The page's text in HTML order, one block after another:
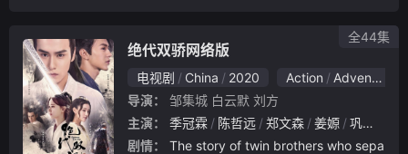
绝代双骄网络版
电视剧 China 2020 Action Adventure
导演：
邹集城 白云默 刘方
主演：
季冠霖 陈哲远 郑文森 姜嫄 巩大方
剧情：
全44集